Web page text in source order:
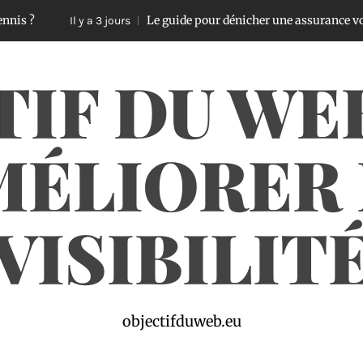
a 3 jours Le guide pour dénicher une assurance voiture pas
DU
objectifduweb.eu